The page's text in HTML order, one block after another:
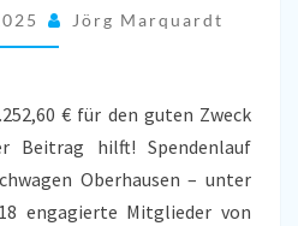
LAUF-
CHALLENGE
DEN
HERZENSWUNSCHWAGEN
Jörg Marquardt
€ für den guten Zweck
Beitrag hilft! Spendenlauf
Oberhausen – unter
engagierte Mitglieder von